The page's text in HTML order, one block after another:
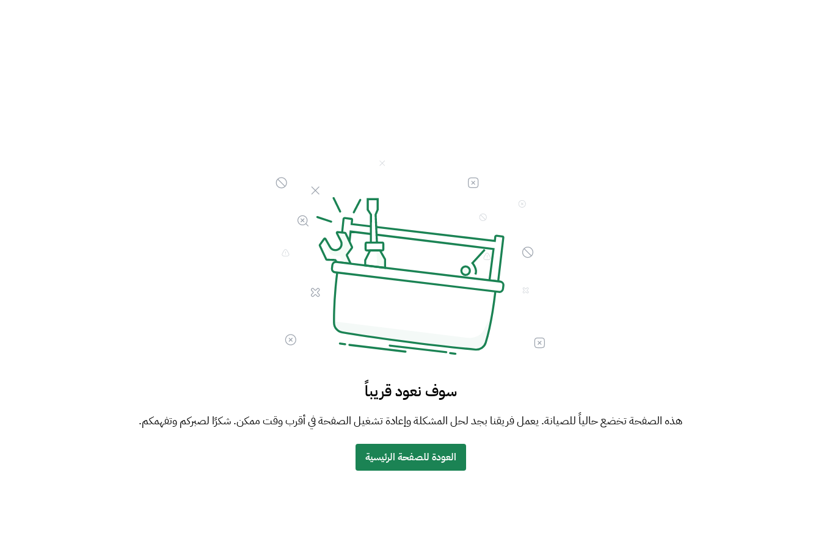
سوف نعود قريباً
هذه الصفحة تخضع حالياً للصيانة. يعمل فريقنا بجد لحل المشكلة وإعادة تشغيل الصفحة في أقرب وقت ممكن. شكرًا لصبركم وتفهمكم.
العودة للصفحة الرئيسية